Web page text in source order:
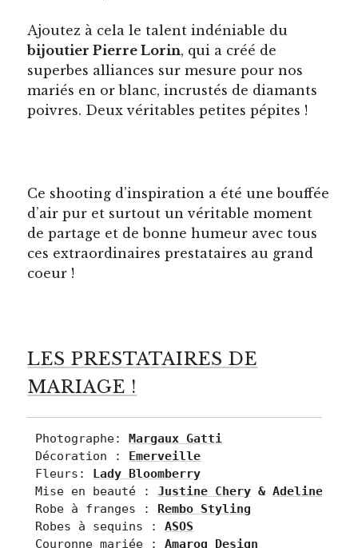
Ajoutez à cela le talent indéniable du
bijoutier Pierre Lorin, qui a créé de
superbes alliances sur mesure pour nos
mariés en or blanc, incrustés de diamants
poivres. Deux véritables petites pépites !
Ce shooting d’inspiration a été une bouffée
d’air pur et surtout un véritable moment
de partage et de bonne humeur avec tous
ces extraordinaires prestataires au grand
coeur !
LES PRESTATAIRES DE
MARIAGE !
Photographe: Margaux Gatti
Décoration : Emerveille
Fleurs: Lady Bloomberry
Mise en beauté : Justine Chery & Adeline
Robe à franges : Rembo Styling
Robes à sequins : ASOS
Couronne mariée : Amaroq Design